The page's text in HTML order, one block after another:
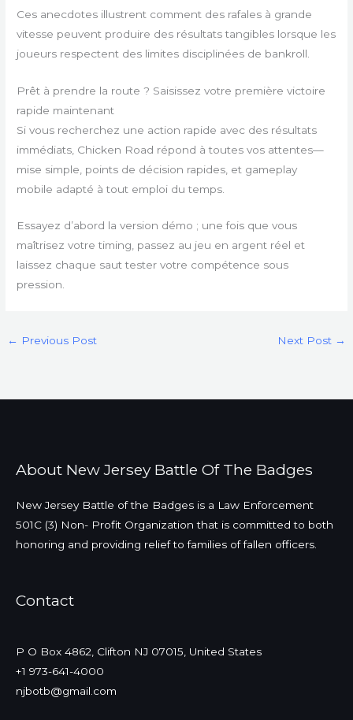
Ces anecdotes illustrent comment des rafales à grande
vitesse peuvent produire des résultats tangibles lorsque les
joueurs respectent des limites disciplinées de bankroll.
Prêt à prendre la route ? Saisissez votre première victoire
rapide maintenant
Si vous recherchez une action rapide avec des résultats
immédiats, Chicken Road répond à toutes vos attentes—
mise simple, points de décision rapides, et gameplay
mobile adapté à tout emploi du temps.
Essayez d’abord la version démo ; une fois que vous
maîtrisez votre timing, passez au jeu en argent réel et
laissez chaque saut tester votre compétence sous
pression.
← Previous Post Next Post →
About New Jersey Battle Of The Badges
New Jersey Battle of the Badges is a Law Enforcement
501C (3) Non- Profit Organization that is committed to both
honoring and providing relief to families of fallen officers.
Contact
P O Box 4862, Clifton NJ 07015, United States
+1 973-641-4000
njbotb@gmail.com